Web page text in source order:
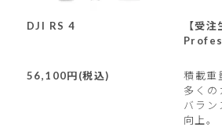
DJI RS 4
56,100円(税込)
【受
積載重
多くの
バラン
向上。